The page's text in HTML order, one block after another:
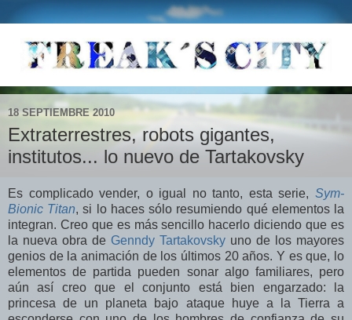
18 SEPTIEMBRE 2010
Extraterrestres, robots gigantes,
institutos... lo nuevo de Tartakovsky
Es complicado vender, o igual no tanto, esta serie, Sym-
Bionic Titan, si lo haces sólo resumiendo qué elementos la
integran. Creo que es más sencillo hacerlo diciendo que es
la nueva obra de Genndy Tartakovsky uno de los mayores
genios de la animación de los últimos 20 años. Y es que, lo
elementos de partida pueden sonar algo familiares, pero
aún así creo que el conjunto está bien engarzado: la
princesa de un planeta bajo ataque huye a la Tierra a